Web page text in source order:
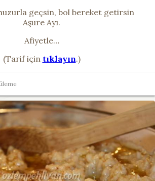
geçsin, bol bereket getirsin
Aşure Ayı.
Afiyetle…
(Tarif için tıklayın.)